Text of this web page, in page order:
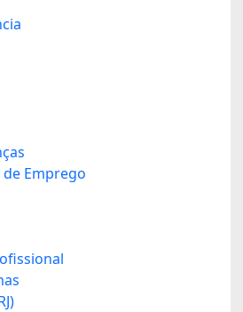
Emprego